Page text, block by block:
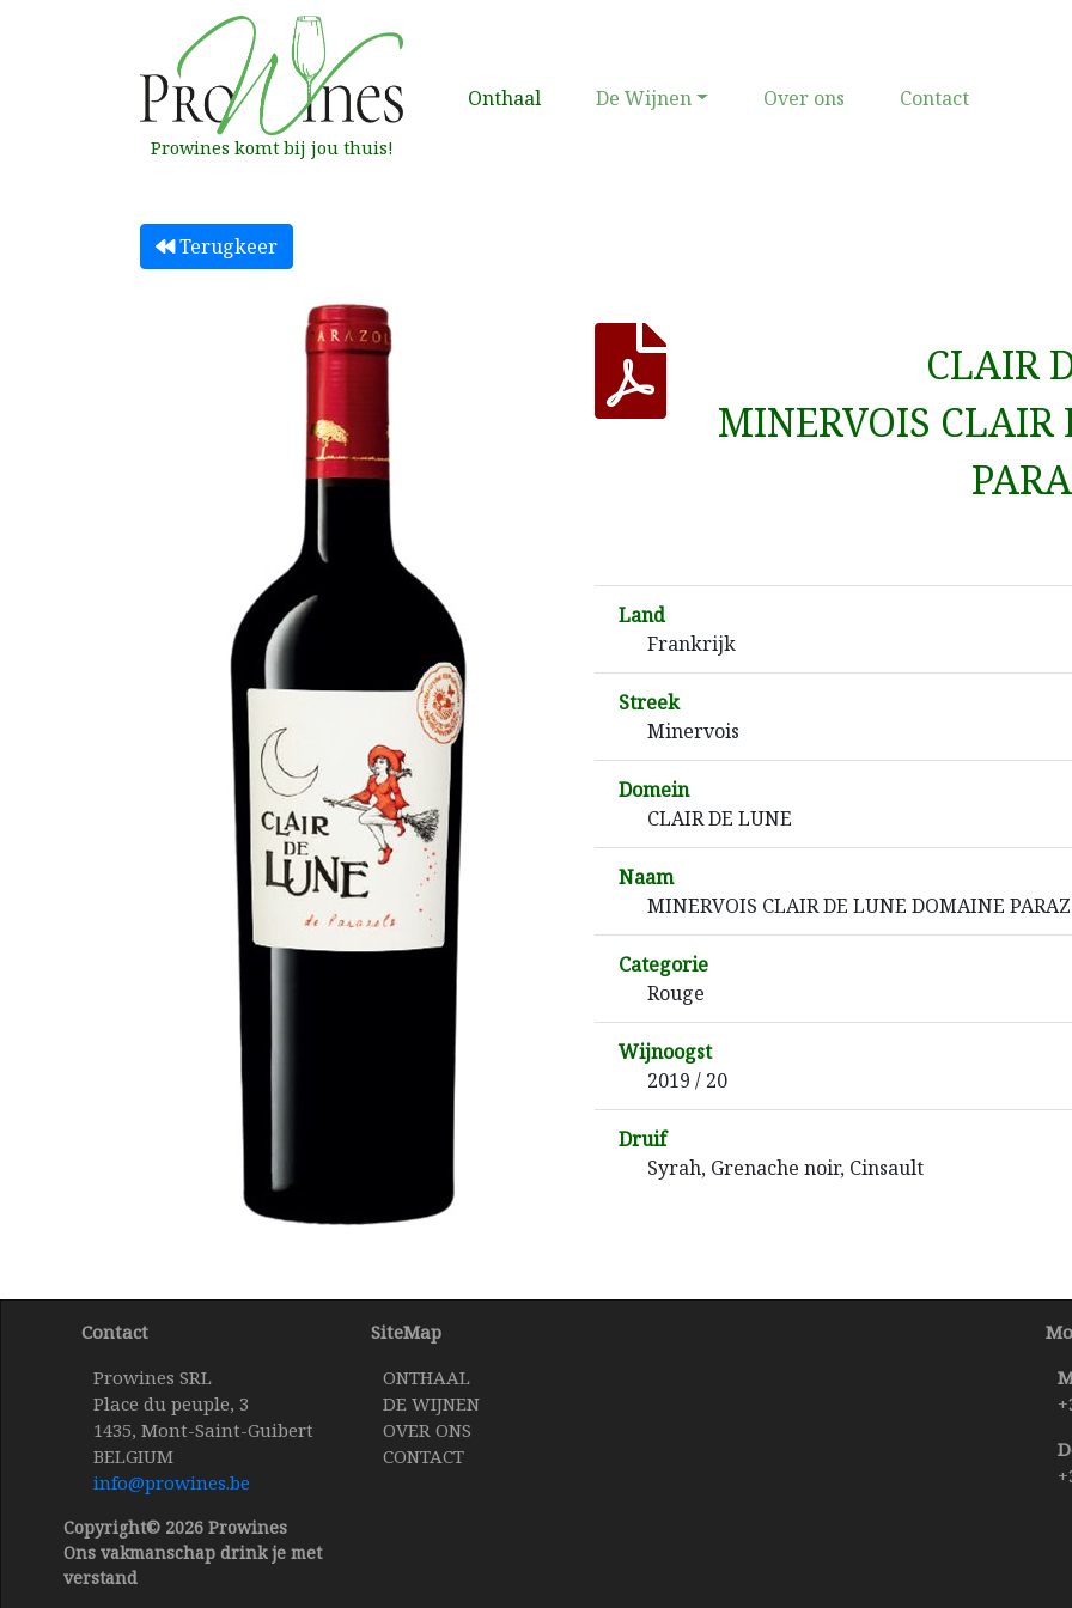
Prowines komt bij jou thuis!
Onthaal (current)De Wijnen Over ons Contact
Terugkeer
CLAIR
MINERVOIS
Land
Frankrijk
Streek
Minervois
Domein
CLAIR DE LUNE
Naam
MINERVOIS CLAIR DE LUNE DOMAINE
Categorie
Rouge
Wijnoogst
2019 / 20
Druif
Syrah, Grenache noir, Cinsault
Contact
Prowines SRL
Place du peuple, 3
1435, Mont-Saint-Guibert
BELGIUM
info@prowines.be
Copyright© 2026 Prowines
Ons vakmanschap drink je met
verstand
SiteMap
ONTHAAL
DE WIJNEN
OVER ONS
CONTACT